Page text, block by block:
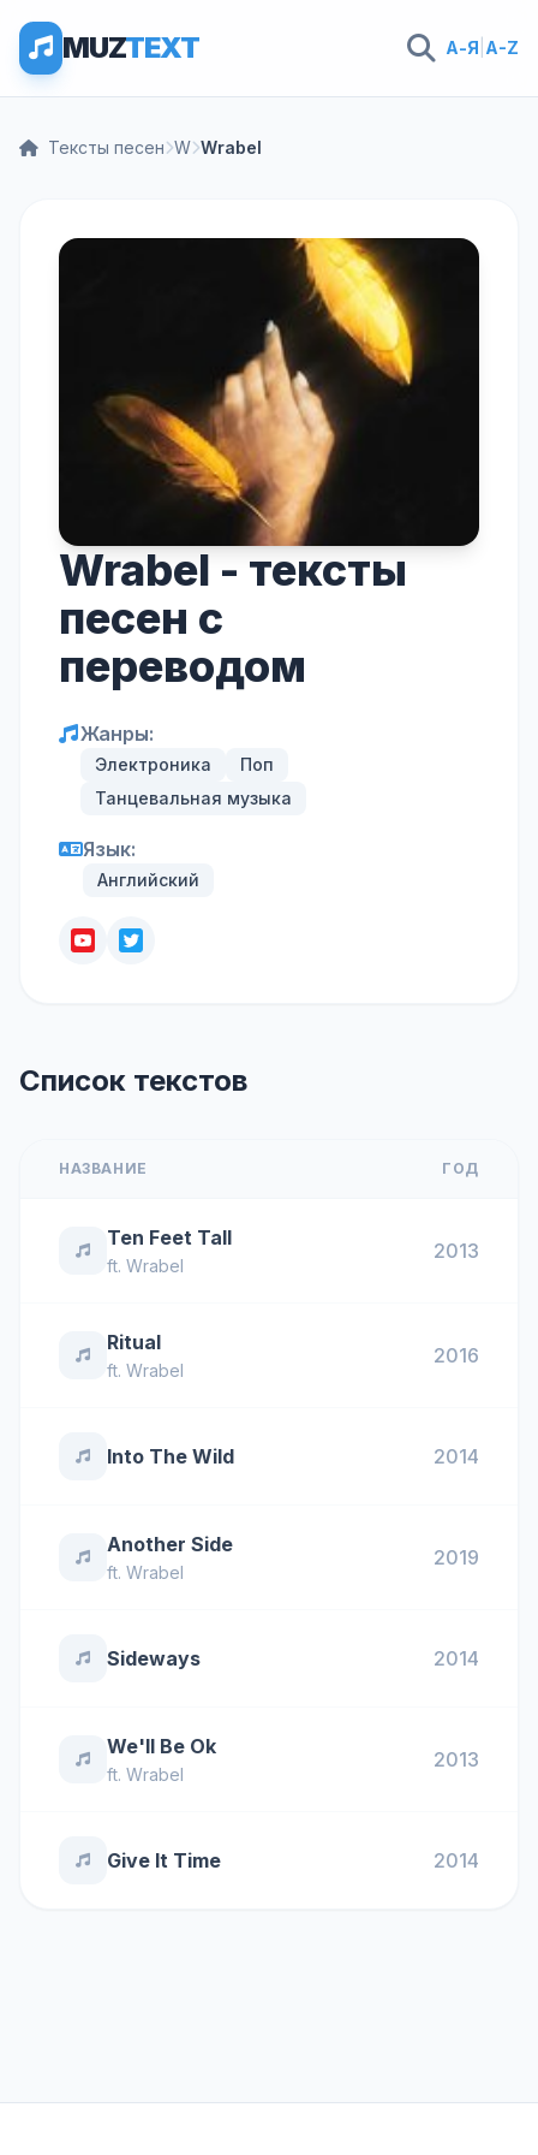
MUZTEXT А-Я A-Z
Тексты песен W Wrabel
Wrabel - тексты
песен с
переводом
Жанры:
Электроника
Поп
Танцевальная музыка
Язык:
Английский
Список текстов
НАЗВАНИЕ ГОД
Ten Feet Tall
ft. Wrabel
2013
Ritual
ft. Wrabel
2016
Into The Wild 2014
Another Side
ft. Wrabel
2019
Sideways 2014
We'll Be Ok
ft. Wrabel
2013
Give It Time 2014